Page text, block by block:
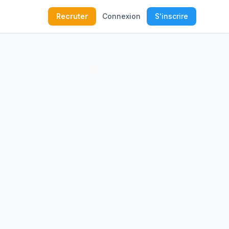
Recruter Connexion S'inscrire